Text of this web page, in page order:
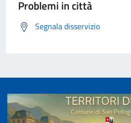
Problemi in città
Segnala disservizio